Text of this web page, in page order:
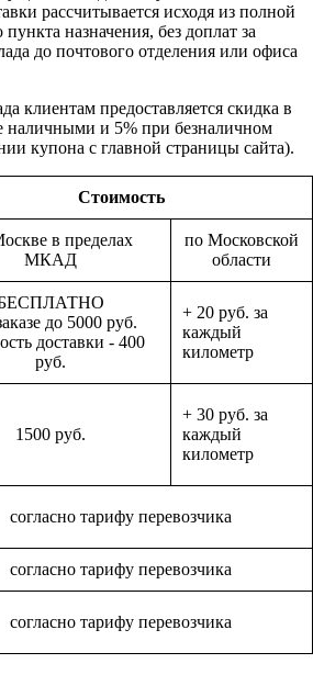
рассчитывается исходя из полной
назначения, без доплат за
до почтового отделения или офиса
клиентам предоставляется скидка в
наличными и 5% при безналичном
купона с главной страницы сайта).
Стоимость
в пределах
МКАД
по Московской
области
до 5000 руб.
доставки - 400
руб.
+ 20 руб. за
каждый
километр
1500 руб.
+ 30 руб. за
каждый
километр
согласно тарифу перевозчика
согласно тарифу перевозчика
согласно тарифу перевозчика